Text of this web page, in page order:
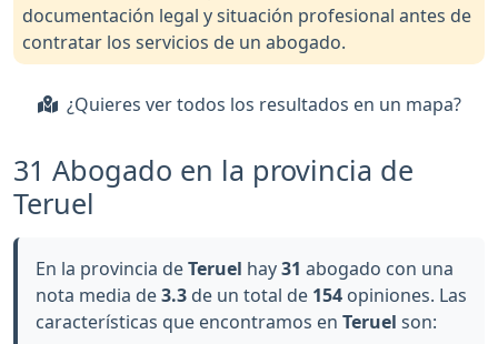
documentación legal y situación profesional antes de
contratar los servicios de un abogado.
¿Quieres ver todos los resultados en un mapa?
31 Abogado en la provincia de
Teruel
En la provincia deTeruel hay31 abogado con una
nota media de3.3 de un total de 154 opiniones. Las
características que encontramos en Teruel son: